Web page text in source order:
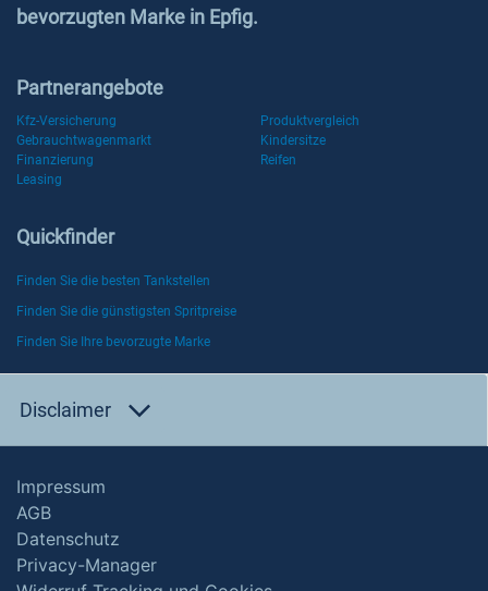
bevorzugten Marke in Epfig.
Partnerangebote
Kfz-Versicherung
Produktvergleich
Gebrauchtwagenmarkt
Kindersitze
Finanzierung
Reifen
Leasing
Quickfinder
Finden Sie die besten Tankstellen
Finden Sie die günstigsten Spritpreise
Finden Sie Ihre bevorzugte Marke
Disclaimer
Impressum
AGB
Datenschutz
Privacy-Manager